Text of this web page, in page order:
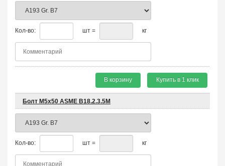
Кол-во: шт = кг
В корзину Купить в 1 клик
Болт М5х50 ASME B18.2.3.5M
Кол-во: шт = кг